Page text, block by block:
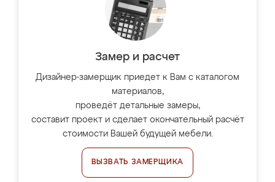
Замер и расчет
Дизайнер-замерщик приедет к Вам с каталогом
материалов,
проведёт детальные замеры,
составит проект и сделает окончательный расчёт
стоимости Вашей будущей мебели.
ВЫЗВАТЬ ЗАМЕРЩИКА